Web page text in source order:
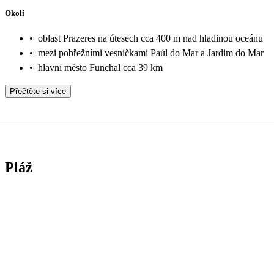
Okolí
• oblast Prazeres na útesech cca 400 m nad hladinou oceánu
• mezi pobřežními vesničkami Paúl do Mar a Jardim do Mar
• hlavní město Funchal cca 39 km
Přečtěte si více
Pláž